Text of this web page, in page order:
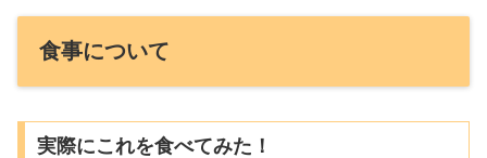
食事について
実際にこれを食べてみた！